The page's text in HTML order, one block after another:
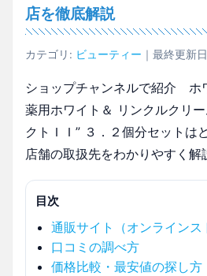
店を徹底解説
カテゴリ: ビューティー ｜最終更新
ショップチャンネルで紹介 ホ
薬用ホワイト＆ リンクルクリ
クトＩＩ” ３．２個分セットは
店舗の取扱先をわかりやすく解
目次
通販サイト（オンラインス
口コミの調べ方
価格比較・最安値の探し方